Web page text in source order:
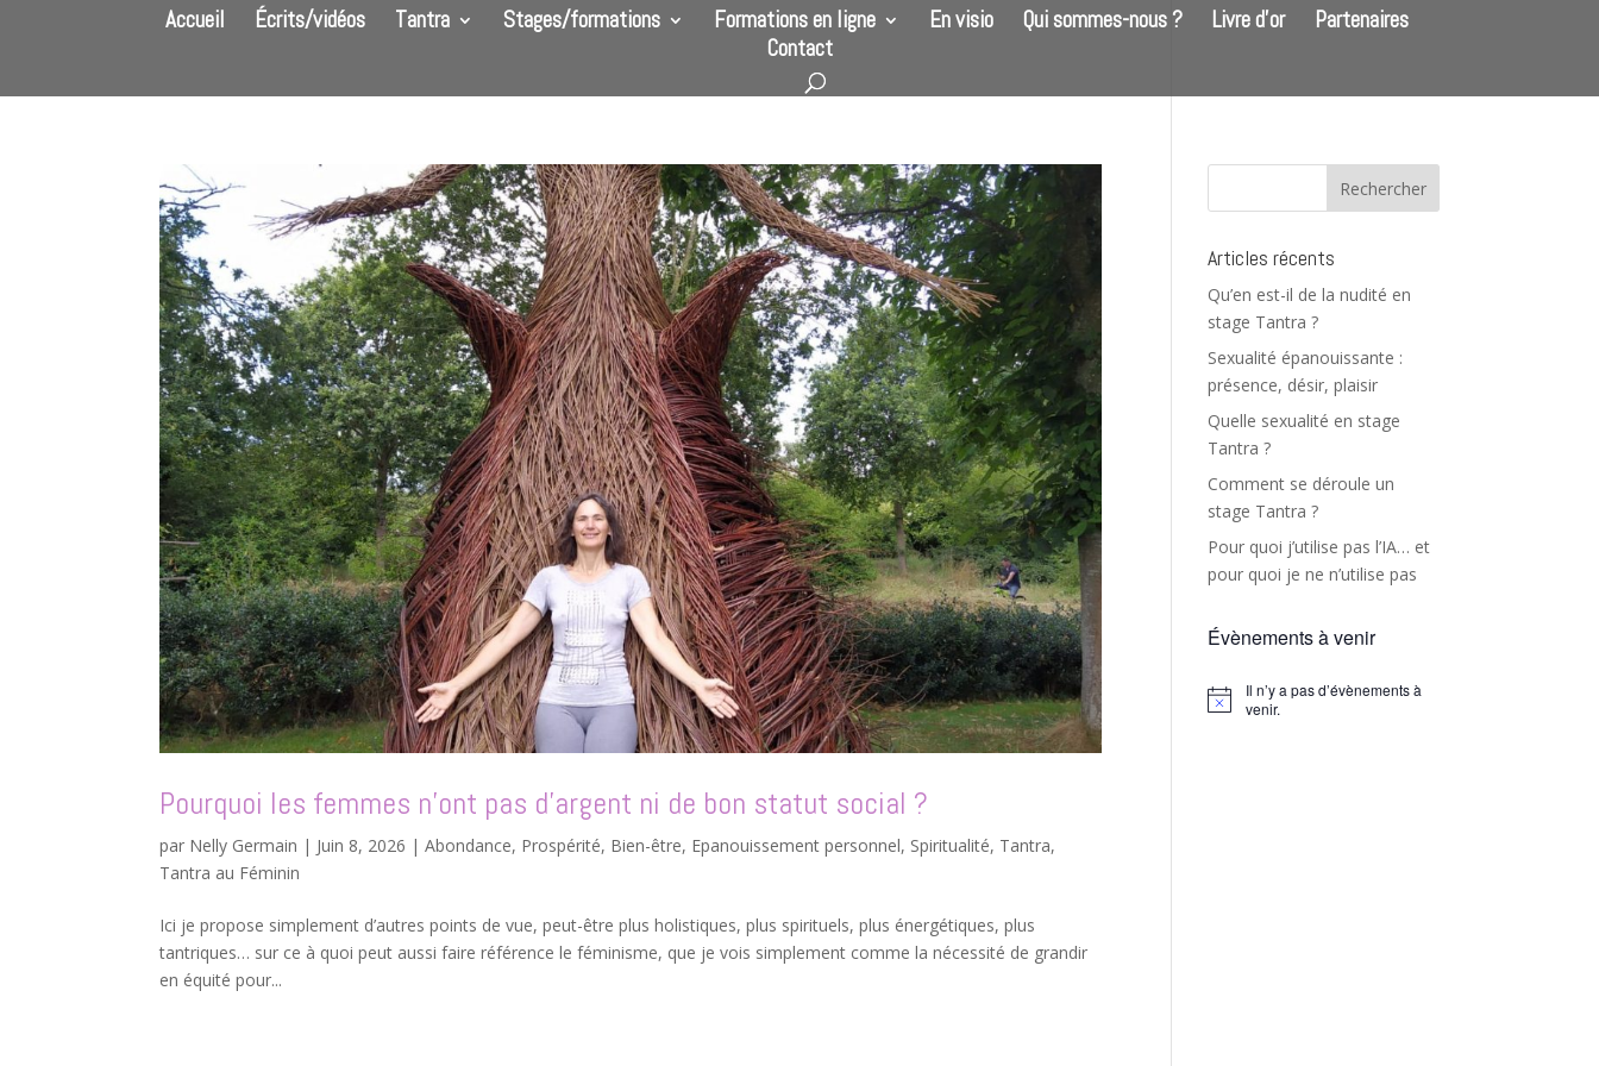
Accueil Écrits/vidéos Tantra Stages/formations Formations en ligne En visio Qui sommes-nous ? Livre d’or
Partenaires
Contact
Pourquoi les femmes n’ont pas d’argent ni de bon statut social ?
par Nelly Germain | Juin 8, 2026 |Abondance, Prospérité, Bien-être, Epanouissement personnel, Spiritualité, Tantra,
Tantra au Féminin
Ici je propose simplement d’autres points de vue, peut-être plus holistiques, plus spirituels, plus énergétiques, plus
tantriques… sur ce à quoi peut aussi faire référence le féminisme, que je vois simplement comme la nécessité de grandir
en équité pour...
Articles récents
Qu’en est-il de la nudité en
stage Tantra ?
Sexualité épanouissante :
présence, désir, plaisir
Quelle sexualité en stage
Tantra ?
Comment se déroule un
stage Tantra ?
Pour quoi j’utilise pas l’IA… et
pour quoi je ne n’utilise pas
Évènements à venir
Notice
Il n’y a pas d’évènements à
venir.